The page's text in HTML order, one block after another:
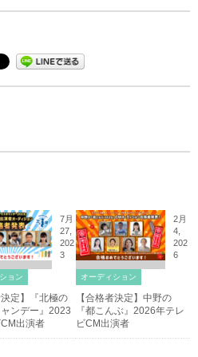
7月
27,
202
3
ョン
決定】『北極の
ンデー』2023
出演者
2月
4,
202
6
オーディション
【合格者決定】中野の
『都こんぶ』2026年テレ
ビCM出演者